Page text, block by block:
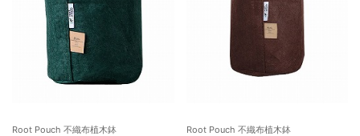
Root Pouch 不織布植木鉢 Root Pouch 不織布植木鉢